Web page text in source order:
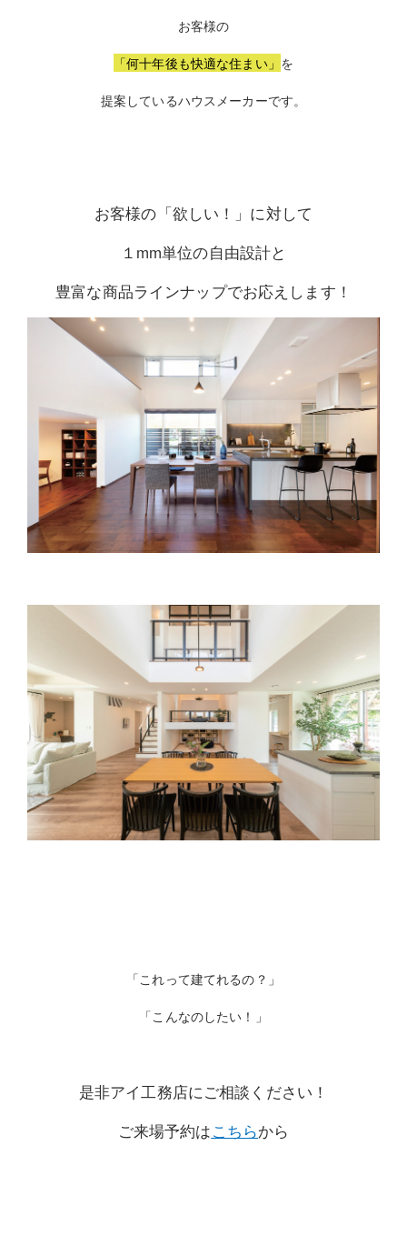
お客様の
「何十年後も快適な住まい」 を
提案しているハウスメーカーです。
お客様の「欲しい！」に対して
１mm単位の自由設計と
豊富な商品ラインナップでお応えします！
「これって建てれるの？」
「こんなのしたい！」
是非アイ工務店にご相談ください！
ご来場予約はこちらから